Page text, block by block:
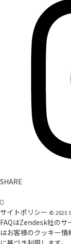
SHARE
サイトポリシー © 2025
FAQはZendesk社の
はお客様のクッキー